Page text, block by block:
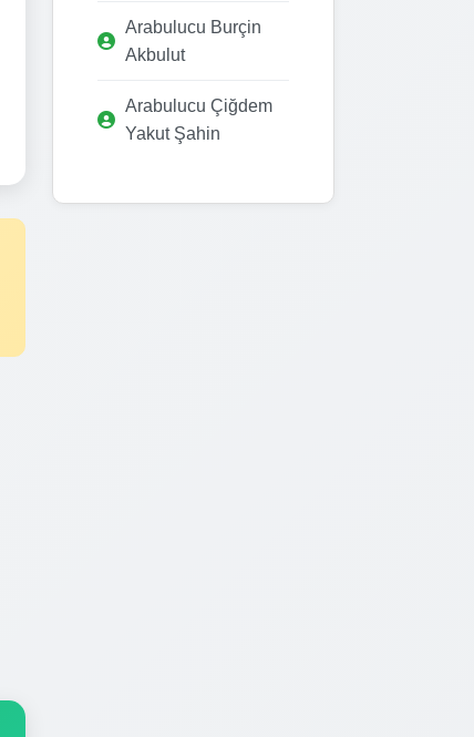
Arabulucu Burçin
Akbulut
Arabulucu Çiğdem
Yakut Şahin